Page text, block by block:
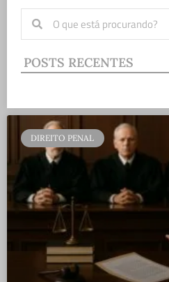
DIREITO PENAL
POSTS RECENTES